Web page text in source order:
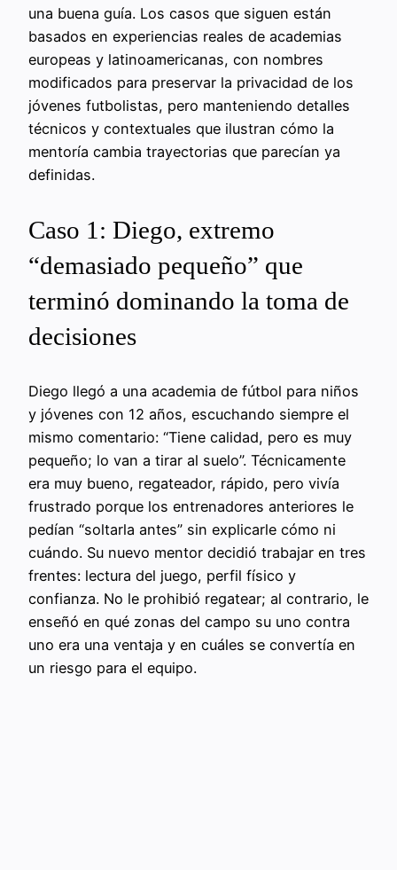
una buena guía. Los casos que siguen están
basados en experiencias reales de academias
europeas y latinoamericanas, con nombres
modificados para preservar la privacidad de los
jóvenes futbolistas, pero manteniendo detalles
técnicos y contextuales que ilustran cómo la
mentoría cambia trayectorias que parecían ya
definidas.
Caso 1: Diego, extremo
“demasiado pequeño” que
terminó dominando la toma de
decisiones
Diego llegó a una academia de fútbol para niños
y jóvenes con 12 años, escuchando siempre el
mismo comentario: “Tiene calidad, pero es muy
pequeño; lo van a tirar al suelo”. Técnicamente
era muy bueno, regateador, rápido, pero vivía
frustrado porque los entrenadores anteriores le
pedían “soltarla antes” sin explicarle cómo ni
cuándo. Su nuevo mentor decidió trabajar en tres
frentes: lectura del juego, perfil físico y
confianza. No le prohibió regatear; al contrario, le
enseñó en qué zonas del campo su uno contra
uno era una ventaja y en cuáles se convertía en
un riesgo para el equipo.